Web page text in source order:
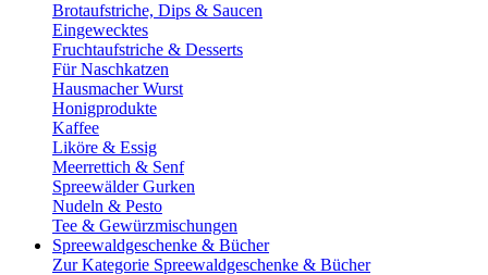
Brotaufstriche, Dips & Saucen
Eingewecktes
Fruchtaufstriche & Desserts
Für Naschkatzen
Hausmacher Wurst
Honigprodukte
Kaffee
Liköre & Essig
Meerrettich & Senf
Spreewälder Gurken
Nudeln & Pesto
Tee & Gewürzmischungen
Spreewaldgeschenke & Bücher
Zur Kategorie Spreewaldgeschenke & Bücher